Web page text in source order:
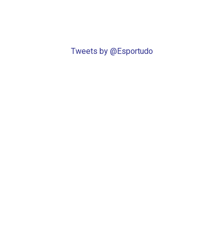
Tweets by @Esportudo